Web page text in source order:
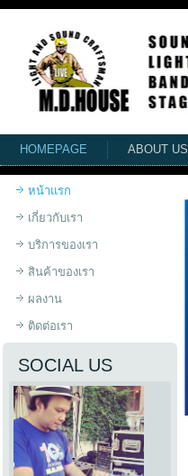
HOMEPAGE ABOUT US
หน้าแรก
เกี่ยวกับเรา
บริการของเรา
สินค้าของเรา
ผลงาน
ติดต่อเรา
SOCIAL US